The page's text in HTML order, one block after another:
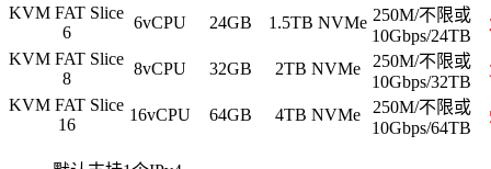
KVM FAT Slice
6
6vCPU 24GB 1.5TB NVMe 250M/不限或
10Gbps/24TB
KVM FAT Slice
8
8vCPU 32GB 2TB NVMe
250M/不限或
10Gbps/32TB
KVM FAT Slice
16
16vCPU 64GB 4TB NVMe
250M/不限或
10Gbps/64TB